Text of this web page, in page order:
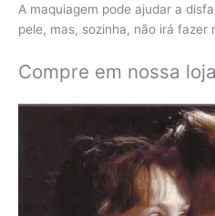
A maquiagem pode ajudar a
pele, mas, sozinha, não irá fazer
Compre em nossa